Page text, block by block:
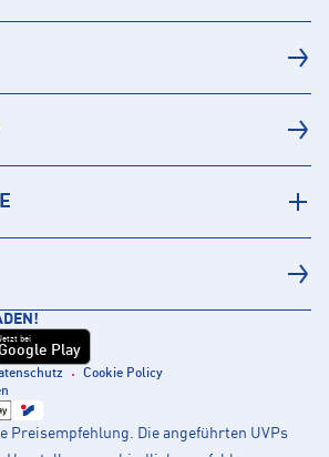
bei
Google Play
Cookie Policy
Preisempfehlung. Die angeführten UVPs